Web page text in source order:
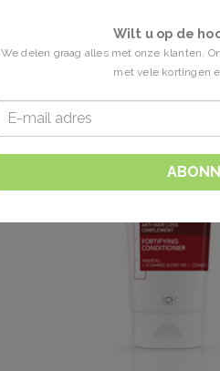
Wilt u op de
We delen graag alles met onze klanten.
met vele kortingen